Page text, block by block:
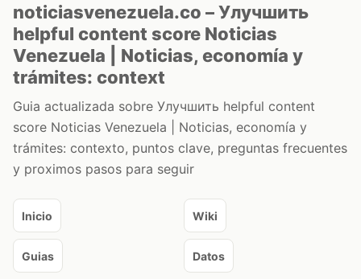
noticiasvenezuela.co – Улучшить
helpful content score Noticias
Venezuela | Noticias, economía y
trámites: context
Guia actualizada sobre Улучшить helpful content
score Noticias Venezuela | Noticias, economía y
trámites: contexto, puntos clave, preguntas frecuentes
y proximos pasos para seguir
Inicio Wiki
Guias Datos